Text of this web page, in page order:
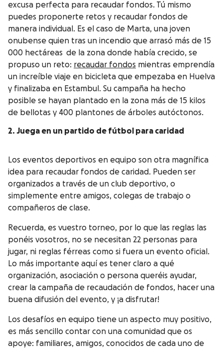
excusa perfecta para recaudar fondos. Tú mismo
puedes proponerte retos y recaudar fondos de
manera individual. Es el caso de Marta, una joven
onubense quien tras un incendio que arrasó más de 15
000 hectáreas de la zona donde había crecido, se
propuso un reto: recaudar fondos mientras emprendía
un increíble viaje en bicicleta que empezaba en Huelva
y finalizaba en Estambul. Su campaña ha hecho
posible se hayan plantado en la zona más de 15 kilos
de bellotas y 400 plantones de árboles autóctonos.
2. Juega en un partido de fútbol para caridad
Los eventos deportivos en equipo son otra magnífica
idea para recaudar fondos de caridad. Pueden ser
organizados a través de un club deportivo, o
simplemente entre amigos, colegas de trabajo o
compañeros de clase.
Recuerda, es vuestro torneo, por lo que las reglas las
ponéis vosotros, no se necesitan 22 personas para
jugar, ni reglas férreas como si fuera un evento oficial.
Lo más importante aquí es tener claro a qué
organización, asociación o persona queréis ayudar,
crear la campaña de recaudación de fondos, hacer una
buena difusión del evento, y ¡a disfrutar!
Los desafíos en equipo tiene un aspecto muy positivo,
es más sencillo contar con una comunidad que os
apoye: familiares, amigos, conocidos de cada uno de